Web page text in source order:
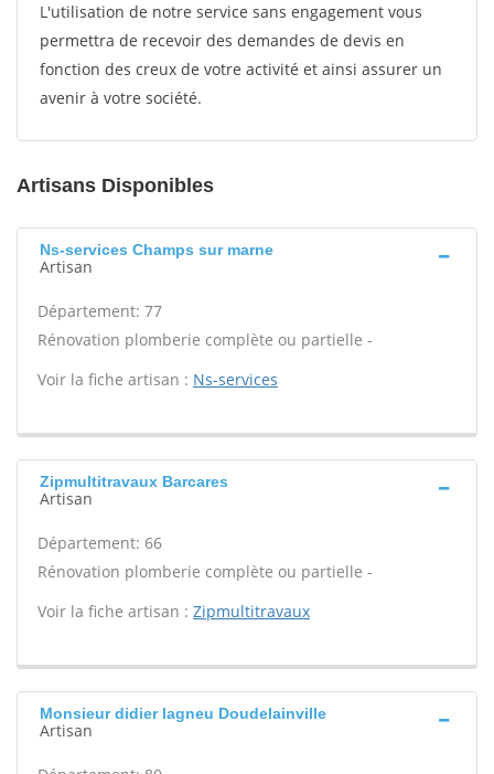
L'utilisation de notre service sans engagement vous
permettra de recevoir des demandes de devis en
fonction des creux de votre activité et ainsi assurer un
avenir à votre société.
Artisans Disponibles
Ns-services Champs sur marne
Artisan
Département: 77
Rénovation plomberie complète ou partielle -
Voir la fiche artisan : Ns-services
Zipmultitravaux Barcares
Artisan
Département: 66
Rénovation plomberie complète ou partielle -
Voir la fiche artisan : Zipmultitravaux
Monsieur didier lagneu Doudelainville
Artisan